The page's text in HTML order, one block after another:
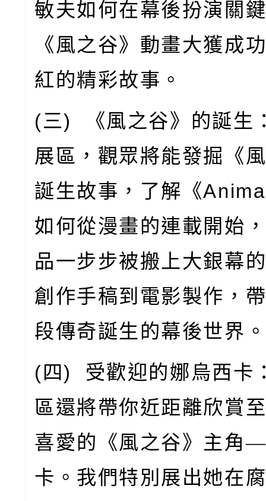
敏夫如何在幕後扮演關
《風之谷》動畫大獲成
紅的精彩故事。
(三)
《風之谷》的誕生
展區，觀眾將能發掘《
誕生故事，了解《
如何從漫畫的連載開始
品一步步被搬上大銀幕
創作手稿到電影製作，
段傳奇誕生的幕後世界
( 四) 受歡迎的娜烏西卡
區還將帶你近距離欣賞
喜愛的《風之谷》主角
卡。我們特別展出她在